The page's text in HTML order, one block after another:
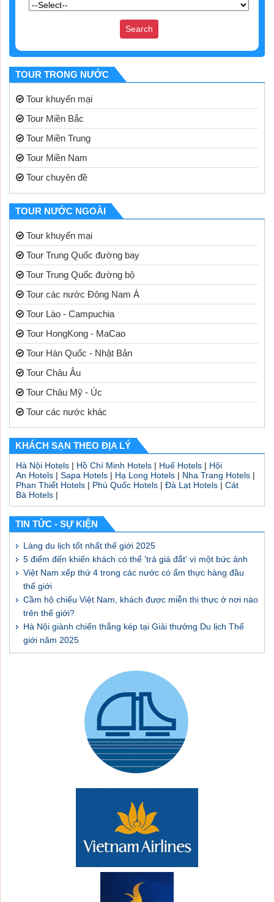
TOUR TRONG NƯỚC
Tour khuyến mại
Tour Miền Bắc
Tour Miền Trung
Tour Miền Nam
Tour chuyên đề
TOUR NƯỚC NGOÀI
Tour khuyến mại
Tour Trung Quốc đường bay
Tour Trung Quốc đường bộ
Tour các nước Đông Nam Á
Tour Lào - Campuchia
Tour HongKong - MaCao
Tour Hàn Quốc - Nhật Bản
Tour Châu Âu
Tour Châu Mỹ - Úc
Tour các nước khác
KHÁCH SẠN THEO ĐỊA LÝ
Hà Nội Hotels | Hồ Chí Minh Hotels | Huế Hotels | Hội
An Hotels | Sapa Hotels | Hạ Long Hotels | Nha Trang Hotels |
Phan Thiết Hotels | Phú Quốc Hotels | Đà Lạt Hotels | Cát
Bà Hotels |
TIN TỨC - SỰ KIỆN
Làng du lịch tốt nhất thế giới 2025
5 điểm đến khiến khách có thể 'trả giá đắt' vì một bức ảnh
Việt Nam xếp thứ 4 trong các nước có ẩm thực hàng đầu
thế giới
Cầm hộ chiếu Việt Nam, khách được miễn thị thực ở nơi nào
trên thế giới?
Hà Nội giành chiến thắng kép tại Giải thưởng Du lịch Thế
giới năm 2025